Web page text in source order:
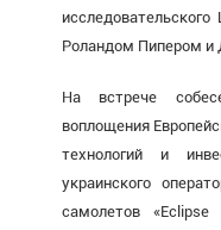
Роландом Пипером
На встрече
воплощения
технологий и
украинского
самолетов